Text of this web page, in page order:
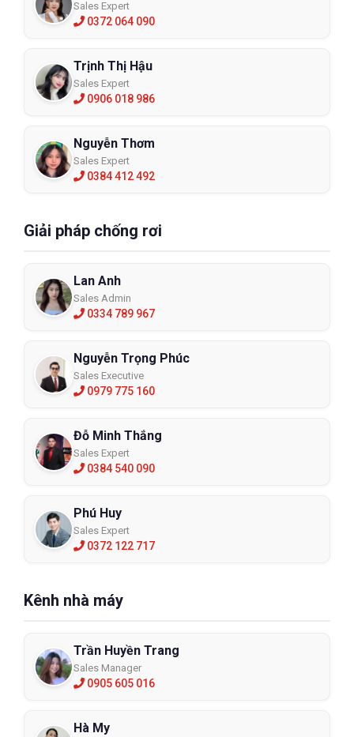
Sales Expert
0372 064 090
Trịnh Thị Hậu
Sales Expert
0906 018 986
Nguyễn Thơm
Sales Expert
0384 412 492
Giải pháp chống rơi
Lan Anh
Sales Admin
0334 789 967
Nguyễn Trọng Phúc
Sales Executive
0979 775 160
Đỗ Minh Thắng
Sales Expert
0384 540 090
Phú Huy
Sales Expert
0372 122 717
Kênh nhà máy
Trần Huyền Trang
Sales Manager
0905 605 016
Hà My